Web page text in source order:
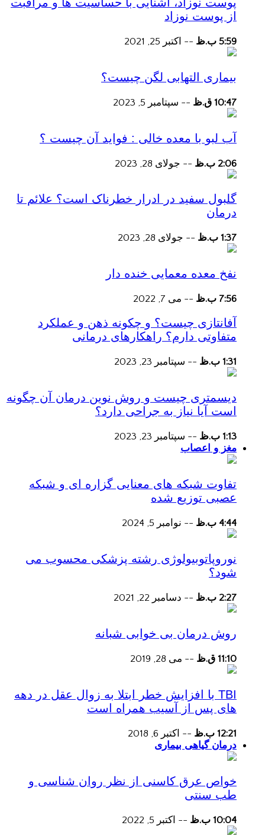
از پوست نوزاد
5:59 ب.ظ -- اکتبر 25, 2021
بیماری التهابی لگن چیست؟
10:47 ق.ظ -- سپتامبر 5, 2023
آب لبو با معده خالی : فواید آن چیست ؟
2:06 ب.ظ -- جولای 28, 2023
گلبول سفید در ادرار خطرناک است؟ علائم تا
درمان
1:37 ب.ظ -- جولای 28, 2023
نفخ معده معمایی خنده دار
7:56 ب.ظ -- می 7, 2022
آفانتازی چیست؟ و چکونه ذهن و عملکرد
متفاوتی دارم؟ راهکارهای درمانی
1:31 ب.ظ -- سپتامبر 23, 2023
دیسمتری چیست و روش نوین درمان آن چگونه
است آیا نیاز به جراحی دارد؟
1:13 ب.ظ -- سپتامبر 23, 2023
مغز و اعصاب
تفاوت شبکه های معنایی گزاره ای و شبکه
عصبی توزیع شده
4:44 ب.ظ -- نوامبر 5, 2024
نوروپاتوبیولوژی رشته پزشکی محسوب می
شود؟
2:27 ب.ظ -- دسامبر 22, 2021
روش درمان بی خوابی شبانه
11:10 ق.ظ -- می 28, 2019
TBI با افزایش خطر ابتلا به زوال عقل در دهه
های پس از آسیب همراه است
12:21 ب.ظ -- اکتبر 6, 2018
درمان گیاهی بیماری
خواص عرق کاسنی از نظر روان شناسی و
طب سنتی
10:04 ب.ظ -- اکتبر 5, 2022